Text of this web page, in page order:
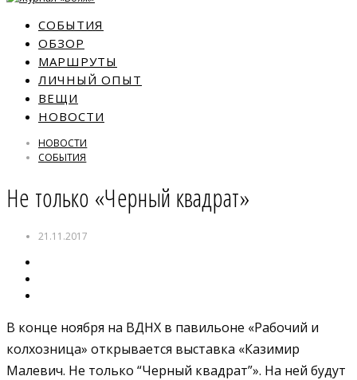
СОБЫТИЯ
ОБЗОР
МАРШРУТЫ
ЛИЧНЫЙ ОПЫТ
ВЕЩИ
НОВОСТИ
НОВОСТИ
СОБЫТИЯ
Не только «Черный квадрат»
21.11.2017
В конце ноября на ВДНХ в павильоне «Рабочий и
колхозница» открывается выставка «Казимир
Малевич. Не только “Черный квадрат”». На ней будут